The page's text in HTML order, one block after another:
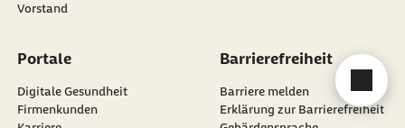
Vorstand
Portale
Digitale Gesundheit
Firmenkunden
Barrierefreiheit
Barriere melden
Erklärung zur Barrierefreiheit